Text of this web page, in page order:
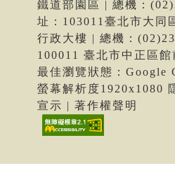
鐵道部園區 | 總機：
址：103011臺北市大同
行政大樓 | 總機：
100011 臺北市中正區館
最佳瀏覽狀態：Google
螢幕解析度1920x1080
宣示 | 著作權聲明